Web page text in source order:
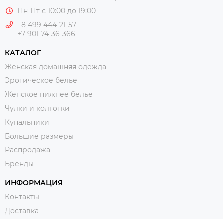
Пн-Пт с 10:00 до 19:00
8 499 444-21-57
+7 901 74-36-366
КАТАЛОГ
Женская домашняя одежда
Эротическое белье
Женское нижнее белье
Чулки и колготки
Купальники
Большие размеры
Распродажа
Бренды
ИНФОРМАЦИЯ
Контакты
Доставка